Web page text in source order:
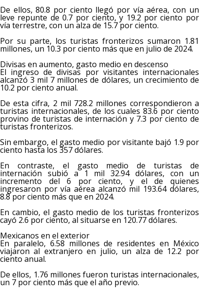
De ellos, 80.8 por ciento llegó por vía aérea, con un
leve repunte de 0.7 por ciento, y 19.2 por ciento por
vía terrestre, con un alza de 15.7 por ciento.
Por su parte, los turistas fronterizos sumaron 1.81
millones, un 10.3 por ciento más que en julio de 2024.
Divisas en aumento, gasto medio en descenso
El ingreso de divisas por visitantes internacionales
alcanzó 3 mil 7 millones de dólares, un crecimiento de
10.2 por ciento anual.
De esta cifra, 2 mil 728.2 millones correspondieron a
turistas internacionales, de los cuales 83.6 por ciento
provino de turistas de internación y 7.3 por ciento de
turistas fronterizos.
Sin embargo, el gasto medio por visitante bajó 1.9 por
ciento hasta los 357 dólares.
En contraste, el gasto medio de turistas de
internación subió a 1 mil 32.94 dólares, con un
incremento del 6 por ciento, y el de quienes
ingresaron por vía aérea alcanzó mil 193.64 dólares,
8.8 por ciento más que en 2024.
En cambio, el gasto medio de los turistas fronterizos
cayó 2.6 por ciento, al situarse en 120.77 dólares.
Mexicanos en el exterior
En paralelo, 6.58 millones de residentes en México
viajaron al extranjero en julio, un alza de 12.2 por
ciento anual.
De ellos, 1.76 millones fueron turistas internacionales,
un 7 por ciento más que el año previo.